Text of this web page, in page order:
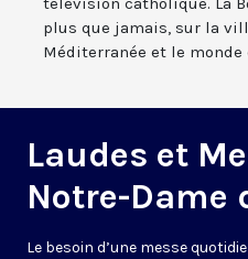
plus que jamais, sur la
Méditerranée et le monde
Laudes et
Notre-Dame
Le besoin d’une messe